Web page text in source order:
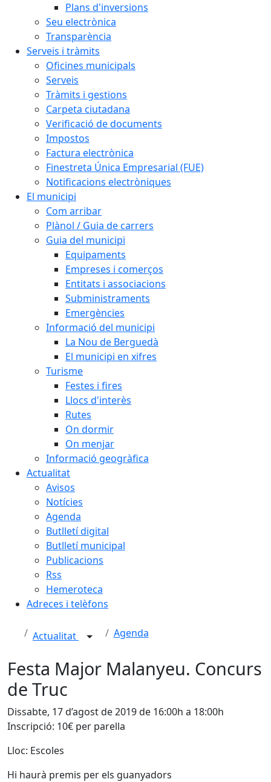
Plans d'inversions
Seu electrònica
Transparència
Serveis i tràmits
Oficines municipals
Serveis
Tràmits i gestions
Carpeta ciutadana
Verificació de documents
Impostos
Factura electrònica
Finestreta Única Empresarial (FUE)
Notificacions electròniques
El municipi
Com arribar
Plànol / Guia de carrers
Guia del municipi
Equipaments
Empreses i comerços
Entitats i associacions
Subministraments
Emergències
Informació del municipi
La Nou de Berguedà
El municipi en xifres
Turisme
Festes i fires
Llocs d'interès
Rutes
On dormir
On menjar
Informació geogràfica
Actualitat
Avisos
Notícies
Agenda
Butlletí digital
Butlletí municipal
Publicacions
Rss
Hemeroteca
Adreces i telèfons
Actualitat Agenda
Festa Major Malanyeu. Concurs
de Truc
Dissabte, 17 d’agost de 2019 de 16:00h a 18:00h
Inscripció: 10€ per parella
Lloc: Escoles
Hi haurà premis per els guanyadors